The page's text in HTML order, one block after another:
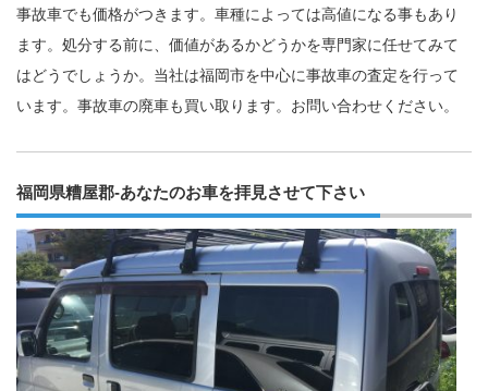
事故車でも価格がつきます。車種によっては高値になる事もあり
ます。処分する前に、価値があるかどうかを専門家に任せてみて
はどうでしょうか。当社は福岡市を中心に事故車の査定を行って
います。事故車の廃車も買い取ります。お問い合わせください。
福岡県糟屋郡-あなたのお車を拝見させて下さい